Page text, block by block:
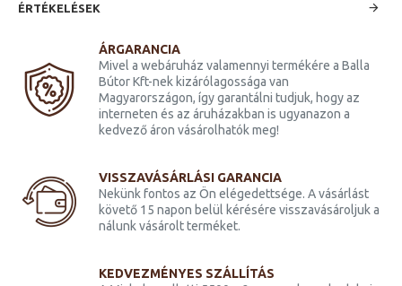
ÉRTÉKELÉSEK
ÁRGARANCIA
Mivel a webáruház valamennyi termékére a Balla
Bútor Kft-nek kizárólagossága van
Magyarországon, így garantálni tudjuk, hogy az
interneten és az áruházakban is ugyanazon a
kedvező áron vásárolhatók meg!
VISSZAVÁSÁRLÁSI GARANCIA
Nekünk fontos az Ön elégedettsége. A vásárlást
követő 15 napon belül kérésére visszavásároljuk a
nálunk vásárolt terméket.
KEDVEZMÉNYES SZÁLLÍTÁS